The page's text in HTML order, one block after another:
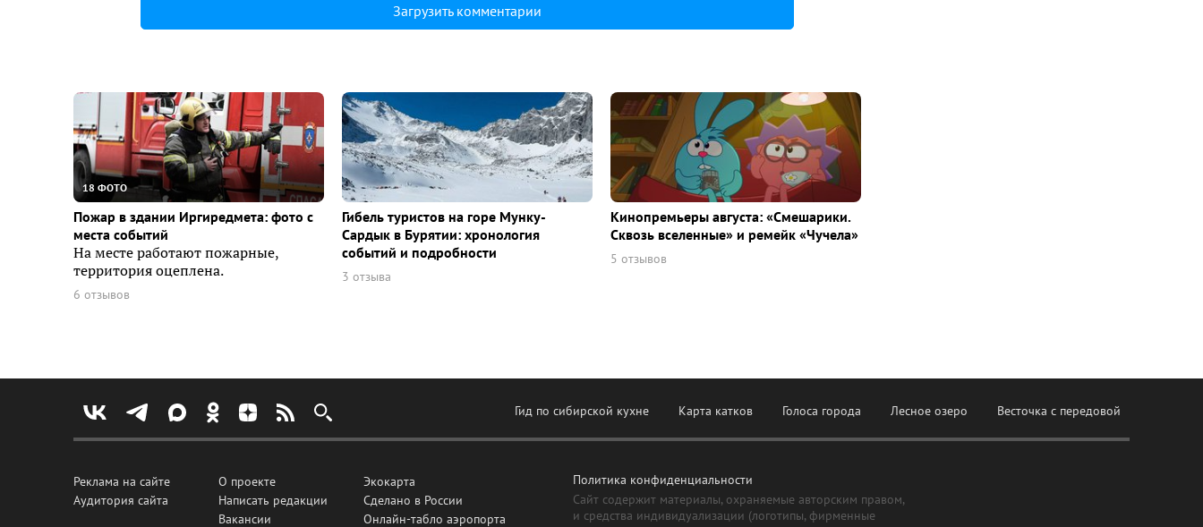
Загрузить комментарии
18 ФОТО
Пожар в здании Иргиредмета: фото с
места событий
На месте работают пожарные,
территория оцеплена.
6 отзывов
Гибель туристов на горе Мунку-
Сардык в Бурятии: хронология
событий и подробности
3 отзыва
Кинопремьеры августа: «Смешарики.
Сквозь вселенные» и ремейк «Чучела»
5 отзывов
Гид по сибирской кухне Карта катков Голоса города Лесное озеро Весточка с передовой
Реклама на сайте
Аудитория сайта
О проекте
Написать редакции
Вакансии
Экокарта
Сделано в России
Онлайн-табло аэропорта
Политика конфиденциальности
Сайт содержит материалы, охраняемые авторским правом,
и средства индивидуализации (логотипы, фирменные